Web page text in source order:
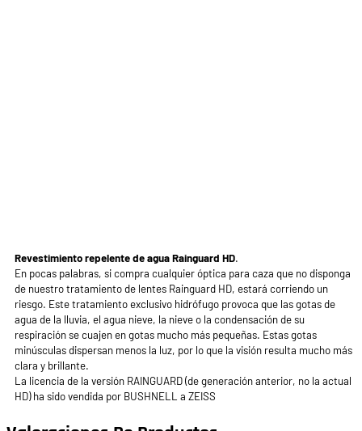
Revestimiento repelente de agua Rainguard HD.
En pocas palabras, si compra cualquier óptica para caza que no disponga
de nuestro tratamiento de lentes Rainguard HD, estará corriendo un
riesgo. Este tratamiento exclusivo hidrófugo provoca que las gotas de
agua de la lluvia, el agua nieve, la nieve o la condensación de su
respiración se cuajen en gotas mucho más pequeñas. Estas gotas
minúsculas dispersan menos la luz, por lo que la visión resulta mucho más
clara y brillante.
La licencia de la versión RAINGUARD (de generación anterior, no la actual
HD) ha sido vendida por BUSHNELL a ZEISS